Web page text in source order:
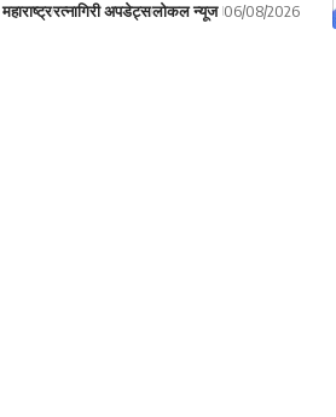
महाराष्ट्ररत्नागिरी अपडेट्सलोकल न्यूज 06/08/2026